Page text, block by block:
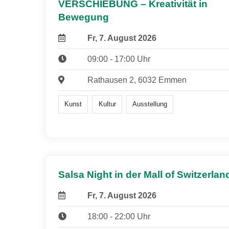
VERSCHIEBUNG – Kreativität in
Bewegung
Fr, 7. August 2026
09:00 - 17:00 Uhr
Rathausen 2, 6032 Emmen
Kunst Kultur Ausstellung
Salsa Night in der Mall of
Fr, 7. August 2026
18:00 - 22:00 Uhr